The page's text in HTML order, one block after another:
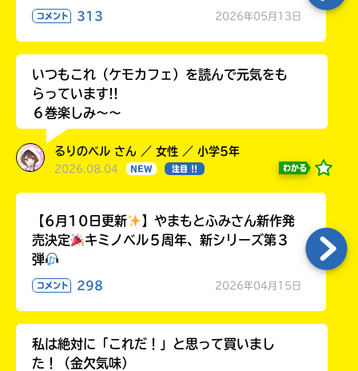
コメント 313 2026年05月13日
いつもこれ（ケモカフェ）を読んで元気をも
らっています!!
６巻楽しみ～～
るりのベル さん ／ 女性 ／ 小学5年
2026.08.04 NEW 注目 !! わかる
【6月10日更新
】やまもとふみさん新作発
売決定
キミノベル５周年、新シリーズ第３
弾
コメント 298 2026年04月15日
私は絶対に「これだ！」と思って買いまし
た！（金欠気味）